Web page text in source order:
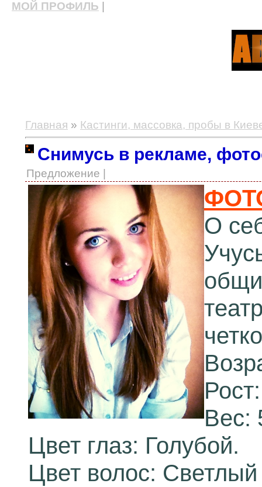
МОЙ ПРОФИЛЬ
Главная » Кастинги, массовка, пробы в
Снимусь в рекламе,
Предложение |
О
Вес:
Цвет глаз: Голубой.
Цвет волос: